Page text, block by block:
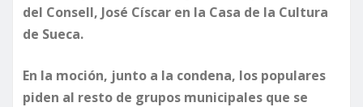
del Consell, José Císcar en la Casa de la Cultura
de Sueca.
En la moción, junto a la condena, los populares
piden al resto de grupos municipales que se